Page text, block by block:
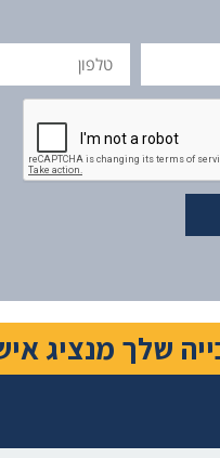
טלפון
מנציג אישי?